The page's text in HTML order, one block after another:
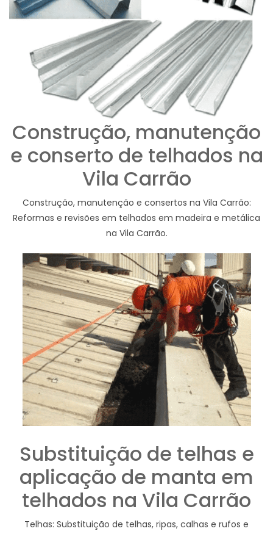
Construção, manutenção
e conserto de telhados na
Vila Carrão
Construção, manutenção e consertos na Vila Carrão:
Reformas e revisões em telhados em madeira e metálica
na Vila Carrão.
Substituição de telhas e
aplicação de manta em
telhados na Vila Carrão
Telhas: Substituição de telhas, ripas, calhas e rufos e